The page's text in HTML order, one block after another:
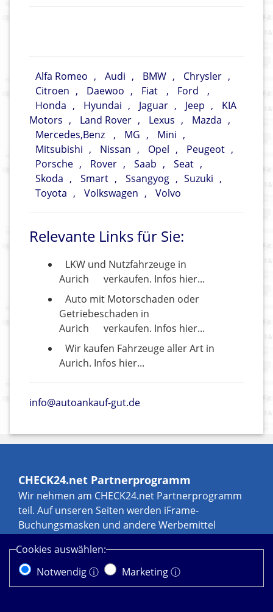
Alfa Romeo , Audi , BMW , Chrysler ,
Citroen , Daewoo , Fiat , Ford
,
Honda , Hyundai , Jaguar , Jeep ,
KIA
Motors , Land Rover , Lexus , Mazda ,
Mercedes,Benz
, MG , Mini ,
Mitsubishi , Nissan , Opel , Peugeot ,
Porsche , Rover , Saab , Seat ,
Skoda , Smart , Ssangyog , Suzuki ,
Toyota , Volkswagen , Volvo
Relevante Links für Sie:
LKW und Nutzfahrzeuge in
Aurich
verkaufen. Infos hier...
Auto mit Motorschaden oder
Getriebeschaden in
Aurich
verkaufen. Infos hier...
Wir kaufen Fahrzeuge aller Art in
Aurich. Infos hier...
info@autoankauf-gut.de
CHECK24.net Partnerprogramm
Wir nehmen am CHECK24.net Partnerprogramm
teil. Auf unseren Seiten werden iFrame-
Buchungsmasken und andere Werbemittel
zum Beispiel durch Leads und Sales, eine
Werbekostenerstattung erhalten können. Weitere
Informationen zur Datennutzung durch
Cookies auswählen:
Notwendig ⓘ
Marketing ⓘ